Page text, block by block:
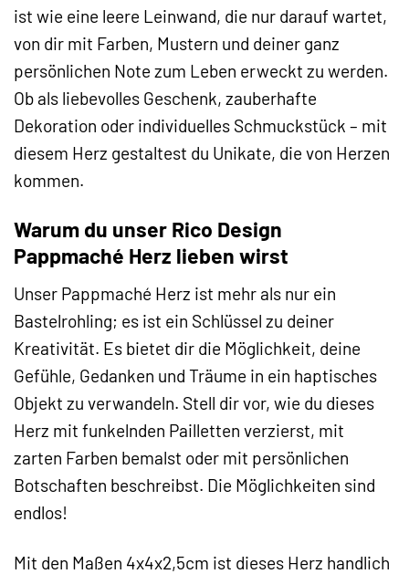
ist wie eine leere Leinwand, die nur darauf wartet,
von dir mit Farben, Mustern und deiner ganz
persönlichen Note zum Leben erweckt zu werden.
Ob als liebevolles Geschenk, zauberhafte
Dekoration oder individuelles Schmuckstück – mit
diesem Herz gestaltest du Unikate, die von Herzen
kommen.
Warum du unser Rico Design
Pappmaché Herz lieben wirst
Unser Pappmaché Herz ist mehr als nur ein
Bastelrohling; es ist ein Schlüssel zu deiner
Kreativität. Es bietet dir die Möglichkeit, deine
Gefühle, Gedanken und Träume in ein haptisches
Objekt zu verwandeln. Stell dir vor, wie du dieses
Herz mit funkelnden Pailletten verzierst, mit
zarten Farben bemalst oder mit persönlichen
Botschaften beschreibst. Die Möglichkeiten sind
endlos!
Mit den Maßen 4x4x2,5cm ist dieses Herz handlich